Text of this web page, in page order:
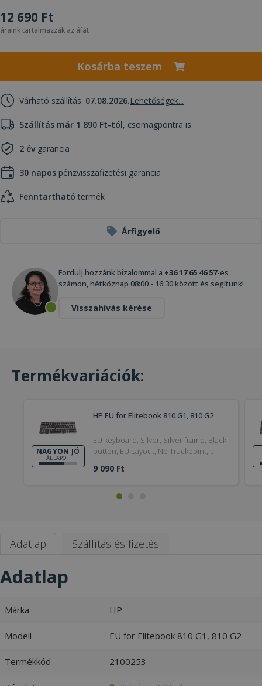
12 690 Ft
áraink tartalmazzák az áfát
Kosárba teszem
Várható szállítás: 07.08.2026.Lehetőségek...
Szállítás már 1 890 Ft-tól, csomagpontra is
2 évgarancia
30 napos pénzvisszafizetési garancia
Fenntartható termék
Árfigyelő
Fordulj hozzánk bizalommal a +36 17 65 46 57-es
számon, hétköznap 08:00 - 16:30 között és segítünk!
Visszahívás kérése
Termékvariációk:
NAGYON JÓ
ÁLLAPOT
HP EU for Elitebook 810 G1, 810 G2
EU keyboard, Silver, Silver frame, Black
button, EU Layout, No Trackpoint,
9 090 Ft
Adatlap Szállítás és fizetés
Adatlap
Márka HP
Modell EU for Elitebook 810 G1, 810 G2
Termékkód 2100253